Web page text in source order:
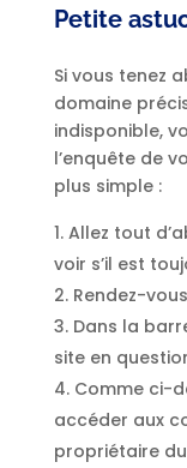
Petite
Si vous tenez
domaine
indisponible,
l’enquête de
plus simple :
Allez tout
voir s’il est
Rendez-
Dans la
site en
Comme ci-
accéder aux
propriétaire